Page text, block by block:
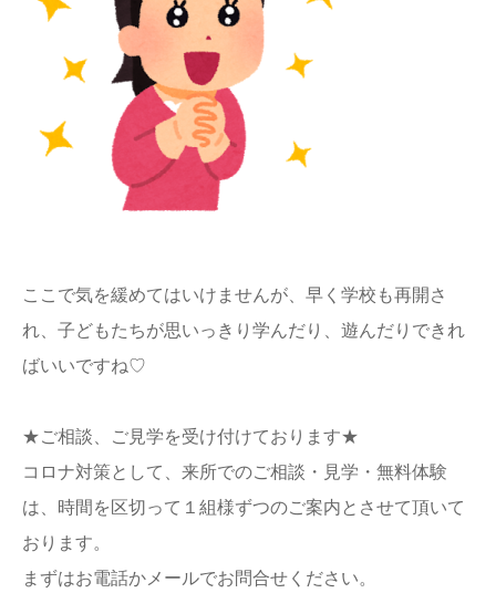
ここで気を緩めてはいけませんが、早く学校も再開さ
れ、子どもたちが思いっきり学んだり、遊んだりできれ
ばいいですね♡
★ご相談、ご見学を受け付けております★
コロナ対策として、来所でのご相談・見学・無料体験
は、時間を区切って１組様ずつのご案内とさせて頂いて
おります。
まずはお電話かメールでお問合せください。